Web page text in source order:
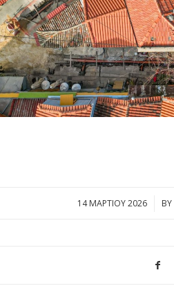
14 ΜΑΡΤΊΟΥ 2026
/ BY